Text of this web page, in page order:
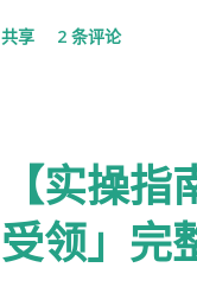
60岁未满。
共享 2 条评论
【实操
受领」完